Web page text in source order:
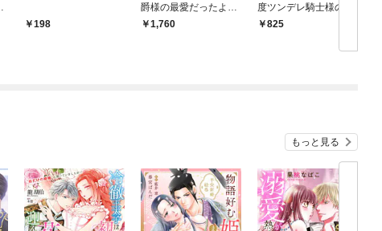
198
爵様の最愛だったよう
です1,760
度ツンデレ騎士様の恋
人役になりました【単
825
もっと見る